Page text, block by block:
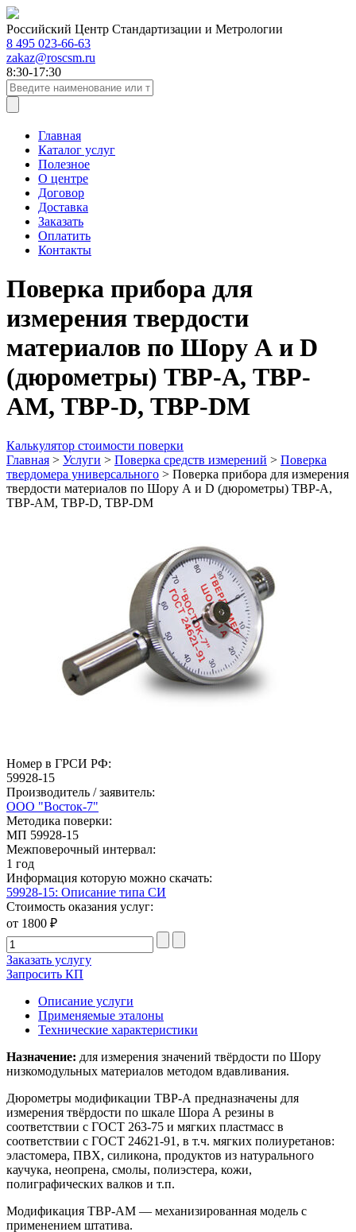
Российский Центр Стандартизации и Метрологии
8 495 023-66-63
zakaz@roscsm.ru
8:30-17:30
Главная
Каталог услуг
Полезное
О центре
Договор
Доставка
Заказать
Оплатить
Контакты
Поверка прибора для
измерения твердости
материалов по Шору А и D
(дюрометры) ТВР-А, ТВР-
АМ, ТВР-D, ТВР-DМ
Калькулятор стоимости поверки
Главная > Услуги > Поверка средств измерений > Поверка
твердомера универсального > Поверка прибора для измерения
твердости материалов по Шору А и D (дюрометры) ТВР-А,
ТВР-АМ, ТВР-D, ТВР-DМ
Номер в ГРСИ РФ:
59928-15
Производитель / заявитель:
ООО "Восток-7"
Методика поверки:
МП 59928-15
Межповерочный интервал:
1 год
Информация которую можно скачать:
59928-15: Описание типа СИ
Стоимость оказания услуг:
от 1800 ₽
Заказать услугу
Запросить КП
Описание услуги
Применяемые эталоны
Технические характеристики
Назначение: для измерения значений твёрдости по Шору
низкомодульных материалов методом вдавливания.
Дюрометры модификации ТВР-А предназначены для
измерения твёрдости по шкале Шора А резины в
соответствии с ГОСТ 263-75 и мягких пластмасс в
соответствии с ГОСТ 24621-91, в т.ч. мягких полиуретанов:
эластомера, ПВХ, силикона, продуктов из натурального
каучука, неопрена, смолы, полиэстера, кожи,
полиграфических валков и т.п.
Модификация ТВР-АМ — механизированная модель с
применением штатива.